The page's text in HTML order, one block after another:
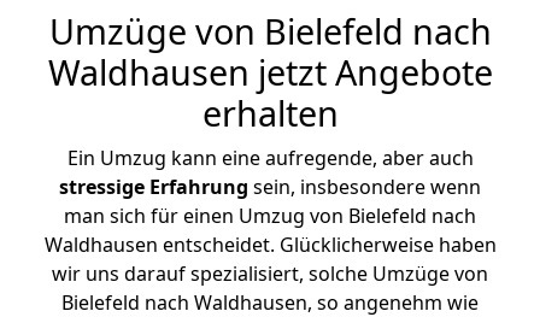
Umzüge von Bielefeld nach
Waldhausen jetzt Angebote
erhalten
Ein Umzug kann eine aufregende, aber auch
stressige Erfahrung sein, insbesondere wenn
man sich für einen Umzug von Bielefeld nach
Waldhausen entscheidet. Glücklicherweise haben
wir uns darauf spezialisiert, solche Umzüge von
Bielefeld nach Waldhausen, so angenehm wie